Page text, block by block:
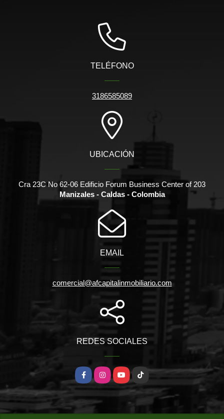
TELÉFONO
3186585089
UBICACIÓN
Cra 23C No 62-06 Edificio Forum Business Center of 203
Manizales - Caldas - Colombia
EMAIL
comercial@afcapitalinmobiliario.com
REDES SOCIALES
FacebookInstagramYouTubeTikTok